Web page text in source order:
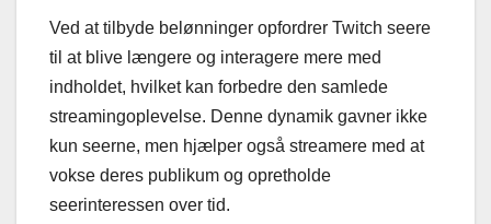
Ved at tilbyde belønninger opfordrer Twitch seere
til at blive længere og interagere mere med
indholdet, hvilket kan forbedre den samlede
streamingoplevelse. Denne dynamik gavner ikke
kun seerne, men hjælper også streamere med at
vokse deres publikum og opretholde
seerinteressen over tid.